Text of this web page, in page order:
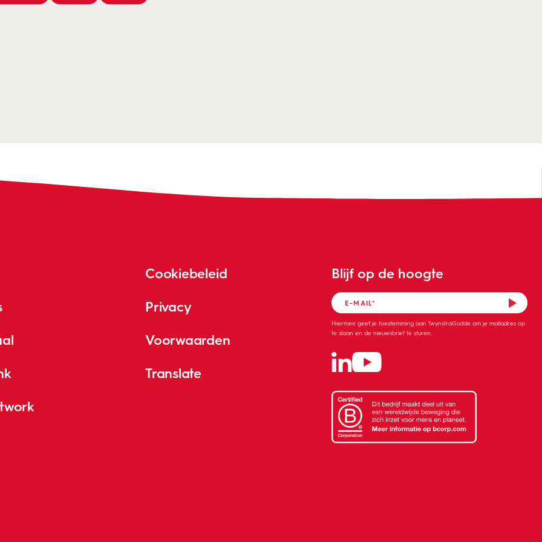
Cookiebeleid
Privacy
Voorwaarden
Translate
Blijf op de hoogte
Hiermee geef je toestemming aan TwynstraGudde om je mailadres op
te slaan en de nieuwsbrief te sturen.